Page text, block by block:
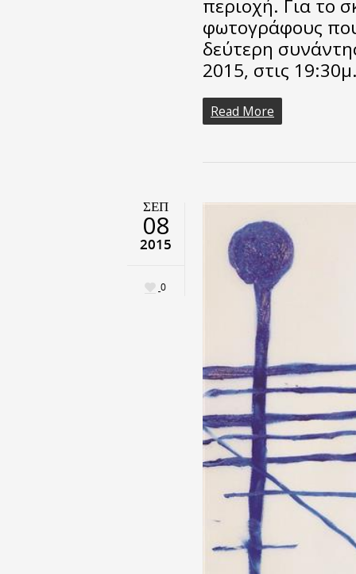
περιοχή. Για το
φωτογράφους
δεύτερη
2015, στις
Read More
ΣΕΠ
08
2015
0